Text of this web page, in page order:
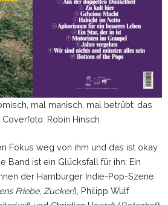
mal manisch, mal betrübt: das
Robin Hinsch
Fokus weg von ihm und das ist okay.
Band ist ein Glücksfall für ihn: Ein
der Hamburger Indie-Pop-Szene
Friebe, Zucker!), Philipp Wulf